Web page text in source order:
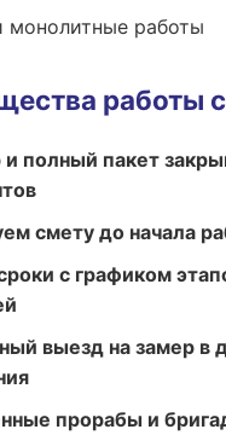
монолитные работы
работы
и полный пакет
смету до начала
с графиком
выезд на замер в
прорабы и